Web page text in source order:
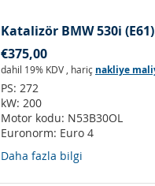
Katalizör BMW 530i
€375,00
dahil 19% KDV , hariç nakliye
PS: 272
kW: 200
Motor kodu: N53B30OL
Euronorm: Euro 4
Daha fazla bilgi